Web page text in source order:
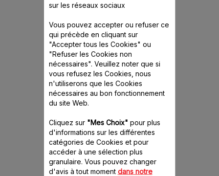
Bol gradué SS-
989773
Idéal pour mesurer et
verser facilement les
Stock disponible.
10.10 CHF
Ajouter au panier
sur les réseaux sociaux
Vous pouvez accepter ou refuser ce
qui précède en cliquant sur
"Accepter tous les Cookies" ou
"Refuser les Cookies non
nécessaires". Veuillez noter que si
vous refusez les Cookies, nous
n'utiliserons que les Cookies
nécessaires au bon fonctionnement
du site Web.
Cliquez sur "Mes Choix" pour plus
d'informations sur les différentes
catégories de Cookies et pour
accéder à une sélection plus
granulaire. Vous pouvez changer
d'avis à tout moment dans notre